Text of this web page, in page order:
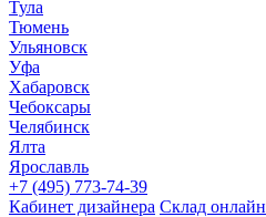
Тула
Тюмень
Ульяновск
Уфа
Хабаровск
Чебоксары
Челябинск
Ялта
Ярославль
+7 (495) 773-74-39
Кабинет дизайнера Склад онлайн